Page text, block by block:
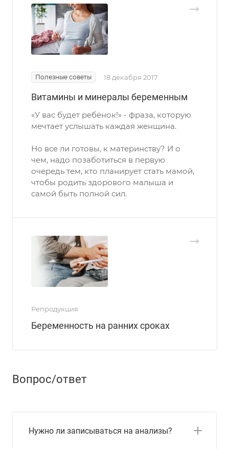
Полезные советы 18 декабря 2017
Витамины и минералы беременным
«У вас будет ребёнок!» - фраза, которую
мечтает услышать каждая женщина.
Но все ли готовы, к материнству? И о
чем, надо позаботиться в первую
очередь тем, кто планирует стать мамой,
чтобы родить здорового малыша и
самой быть полной сил.
Репродукция
Беременность на ранних сроках
Вопрос/ответ
Нужно ли записываться на анализы?